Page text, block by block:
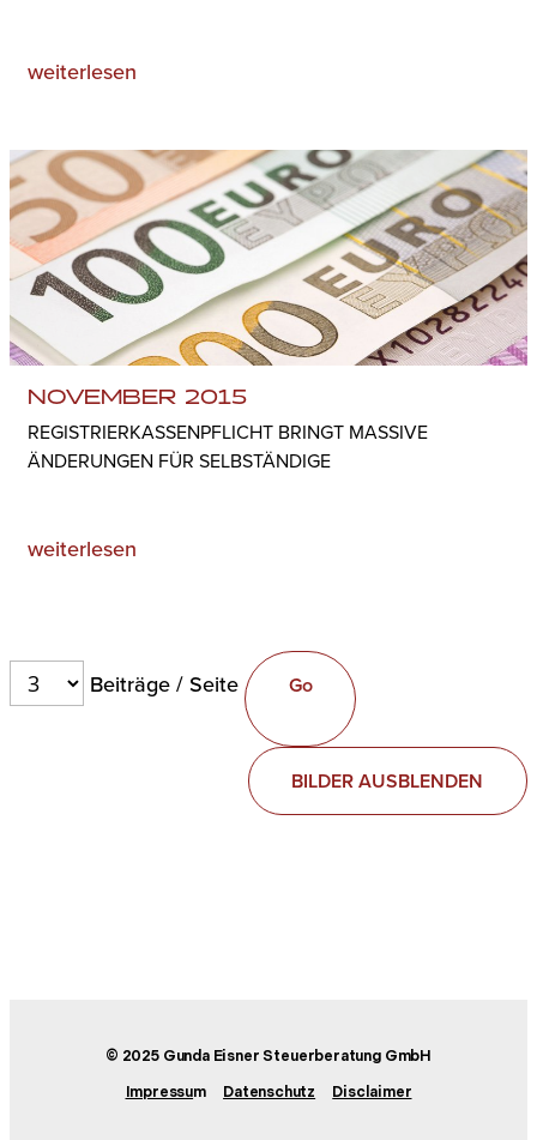
weiterlesen
NOVEMBER 2015
REGISTRIERKASSENPFLICHT BRINGT MASSIVE
ÄNDERUNGEN FÜR SELBSTÄNDIGE
weiterlesen
Beiträge / Seite
BILDER AUSBLENDEN
© 2025 Gunda Eisner Steuerberatung GmbH
Impressum Datenschutz Disclaimer